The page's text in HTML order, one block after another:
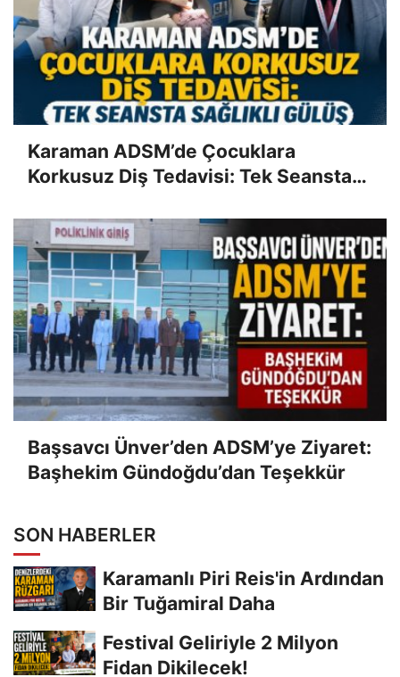
Karaman ADSM’de Çocuklara
Korkusuz Diş Tedavisi: Tek Seansta
Başsavcı Ünver’den ADSM’ye Ziyaret:
Başhekim Gündoğdu’dan Teşekkür
SON HABERLER
Karamanlı Piri Reis'in Ardından
Bir Tuğamiral Daha
Festival Geliriyle 2 Milyon
Fidan Dikilecek!